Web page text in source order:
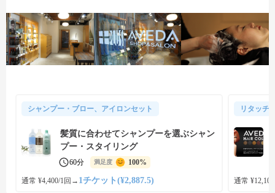
シャンプー・ブロー、アイロンセット
髪質に合わせてシャンプーを選ぶシャン
プー・スタイリング
60分 満足度 100%
通常 ¥4,400/1回 → 1チケット(¥2,887.5)
リタッチ
通常